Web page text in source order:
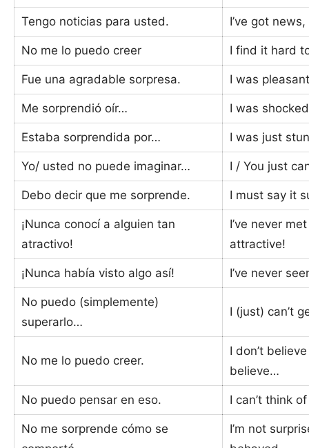
Tengo noticias para usted. I’ve got
No me lo puedo creer I find it hard
Fue una agradable sorpresa. I was
Me sorprendió oír… I was
Estaba sorprendida por… I was just
Yo/ usted no puede imaginar… I / You just
Debo decir que me sorprende. I must say it
¡Nunca conocí a alguien tan
atractivo!
I’ve never
attractive!
¡Nunca había visto algo así! I’ve never
No puedo (simplemente)
superarlo…
I (just) can’t
No me lo puedo creer.
I don’t
believe…
No puedo pensar en eso. I can’t think
No me sorprende cómo se
I’m not